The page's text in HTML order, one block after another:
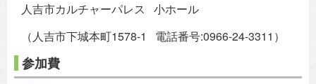
人吉市カルチャーパレス 小ホール
（人吉市下城本町1578-1 電話番号:0966-24-3311）
参加費